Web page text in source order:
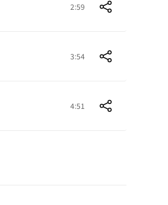
2:59
3:54
4:51